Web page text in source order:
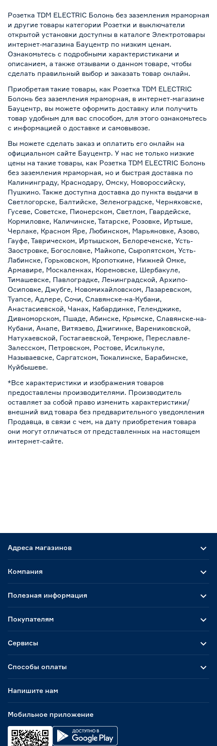
Розетка TDM ELECTRIC Болонь без заземления мраморная
и другие товары категории Розетки и выключатели
открытой установки доступны в каталоге Электротовары
интернет-магазина Бауцентр по низким ценам.
Ознакомьтесь с подробными характеристиками и
описанием, а также отзывами о данном товаре, чтобы
сделать правильный выбор и заказать товар онлайн.
Приобретая такие товары, как Розетка TDM ELECTRIC
Болонь без заземления мраморная, в интернет-магазине
Бауцентр, вы можете оформить доставку или получить
товар удобным для вас способом, для этого ознакомьтесь
с информацией о доставке и самовывозе.
Вы можете сделать заказ и оплатить его онлайн на
официальном сайте Бауцентр. У нас не только низкие
цены на такие товары, как Розетка TDM ELECTRIC Болонь
без заземления мраморная, но и быстрая доставка по
Калининграду, Краснодару, Омску, Новороссийску,
Пушкино. Также доступна доставка до пункта выдачи в
Светлогорске, Балтийске, Зеленоградске, Черняховске,
Гусеве, Советске, Пионерском, Светлом, Гвардейске,
Кормиловке, Каличинске, Татарске, Розовке, Иртыше,
Черлаке, Красном Яре, Любинском, Марьяновке, Азово,
Гауфе, Таврическом, Иртышском, Белореченске, Усть-
Заостровке, Богословке, Майкопе, Сыропятском, Усть-
Лабинске, Горьковском, Кропоткине, Нижней Омке,
Армавире, Москаленках, Кореновске, Шербакуле,
Тимашевске, Павлоградке, Ленинградской, Архипо-
Осиповке, Джубге, Новомихайловском, Лазаревском,
Туапсе, Адлере, Сочи, Славянске-на-Кубани,
Анастасиевской, Чанах, Кабардинке, Геленджике,
Дивноморском, Пшаде, Абинске, Крымске, Славянске-на-
Кубани, Анапе, Витязево, Джигинке, Варениковской,
Натухаевской, Гостагаевской, Темрюке, Переславле-
Залесском, Петровском, Ростове, Исилькуле,
Называевске, Саргатском, Тюкалинске, Барабинске,
Куйбышеве.
*Все характеристики и изображения товаров
предоставлены производителями. Производитель
оставляет за собой право изменить характеристики/
внешний вид товара без предварительного уведомления
Продавца, в связи с чем, на дату приобретения товара
они могут отличаться от представленных на настоящем
интернет-сайте.
Адреса магазинов
Способы оплаты
Мобильное приложение
Компания
Полезная информация
Покупателям
Сервисы
Напишите нам